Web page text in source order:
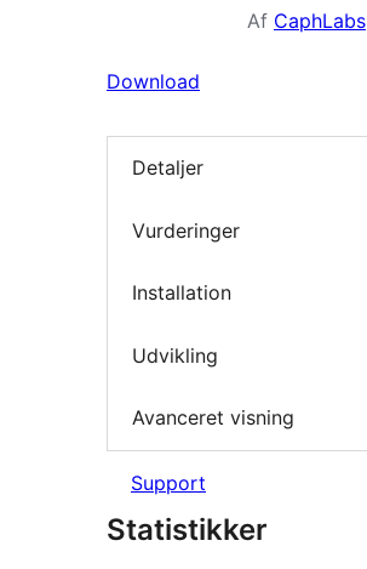
Af CaphLabs
Download
Detaljer
Vurderinger
Installation
Udvikling
Avanceret visning
Support
Statistikker